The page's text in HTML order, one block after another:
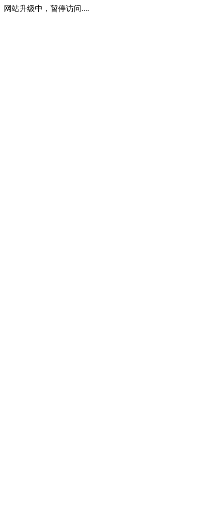
网站升级中，暂停访问....